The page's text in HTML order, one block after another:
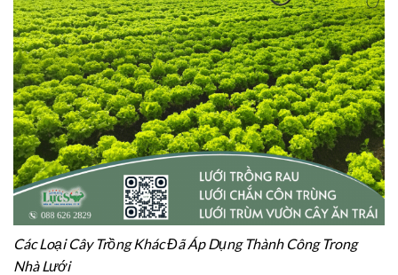
Các Loại Cây Trồng Khác Đã Áp Dụng Thành Công Trong
Nhà Lưới